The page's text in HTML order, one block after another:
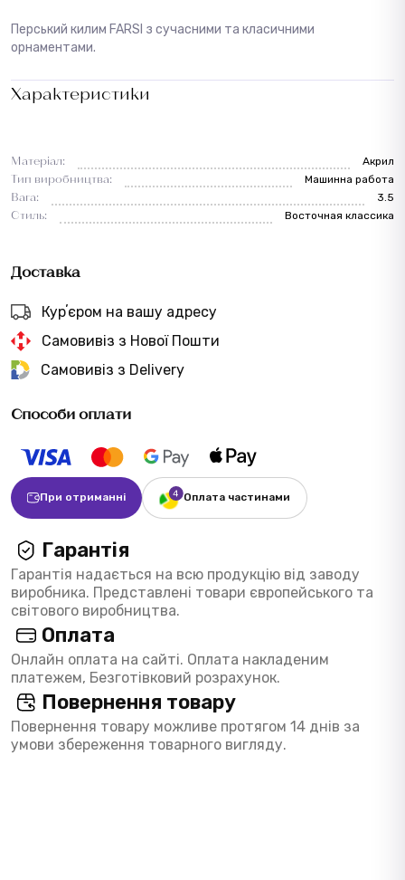
Перський килим FARSI з сучасними та класичними
орнаментами.
Характеристики
Матеріал:
Акрил
Тип виробництва:
Машинна работа
Вага:
3.5
Стиль:
Восточная классика
Доставка
Курʼєром на вашу адресу
Самовивіз з Нової Пошти
Самовивіз з Delivery
Способи оплати
При отриманні Оплата частинами
Гарантія
Гарантія надається на всю продукцію від заводу
виробника. Представлені товари європейського та
світового виробництва.
Оплата
Онлайн оплата на сайті. Оплата накладеним
платежем, Безготівковий розрахунок.
Повернення товару
Повернення товару можливе протягом 14 днів за
умови збереження товарного вигляду.